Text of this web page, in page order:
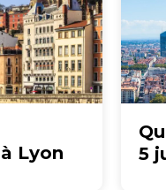
Lyon
5